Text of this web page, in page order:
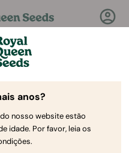
Seeds Help Center
anos?
nosso website estão
idade. Por favor, leia os